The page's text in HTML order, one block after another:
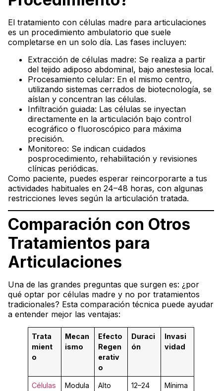
El tratamiento con células madre para articulaciones
es un procedimiento ambulatorio que suele
completarse en un solo día. Las fases incluyen:
Extracción de células madre: Se realiza a partir
del tejido adiposo abdominal, bajo anestesia local.
Procesamiento celular: En el mismo centro,
utilizando sistemas cerrados de biotecnología, se
aíslan y concentran las células.
Infiltración guiada: Las células se inyectan
directamente en la articulación bajo control
ecográfico o fluoroscópico para máxima
precisión.
Monitoreo: Se indican cuidados
posprocedimiento, rehabilitación y revisiones
clínicas periódicas.
Como paciente, puedes esperar reincorporarte a tus
actividades habituales en 24–48 horas, con algunas
restricciones leves según la articulación tratada.
Comparación con Otros
Tratamientos para
Articulaciones
Una de las grandes preguntas que surgen es: ¿por
qué optar por células madre y no por tratamientos
tradicionales? Esta comparación técnica puede ayudar
a entender mejor las ventajas:
Trata
mient
o
Mecan
ismo
Efecto
Regen
erativ
o
Duraci
ón
Invasi
vidad
Células
Modula
Alto
12–24
Mínima